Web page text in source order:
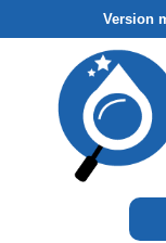
Version